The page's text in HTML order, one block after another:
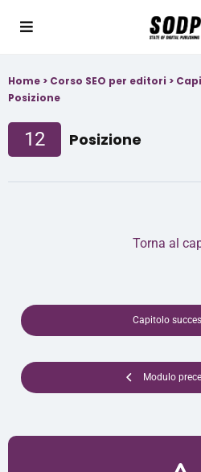
Home > Corso SEO per editori >
Posizione
12 Posizione
Modulo
Torna al
Capitolo